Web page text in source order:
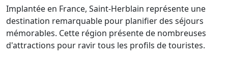
Implantée en France, Saint-Herblain représente une
destination remarquable pour planifier des séjours
mémorables. Cette région présente de nombreuses
d'attractions pour ravir tous les profils de touristes.